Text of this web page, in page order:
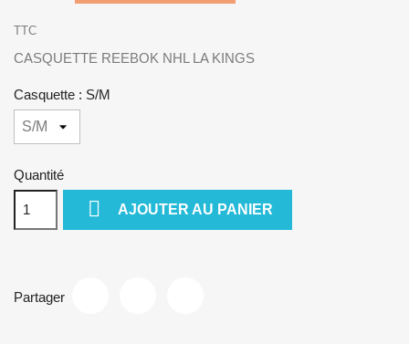
TTC
CASQUETTE REEBOK NHL LA KINGS
Casquette : S/M
Quantité
 AJOUTER AU PANIER
Partager